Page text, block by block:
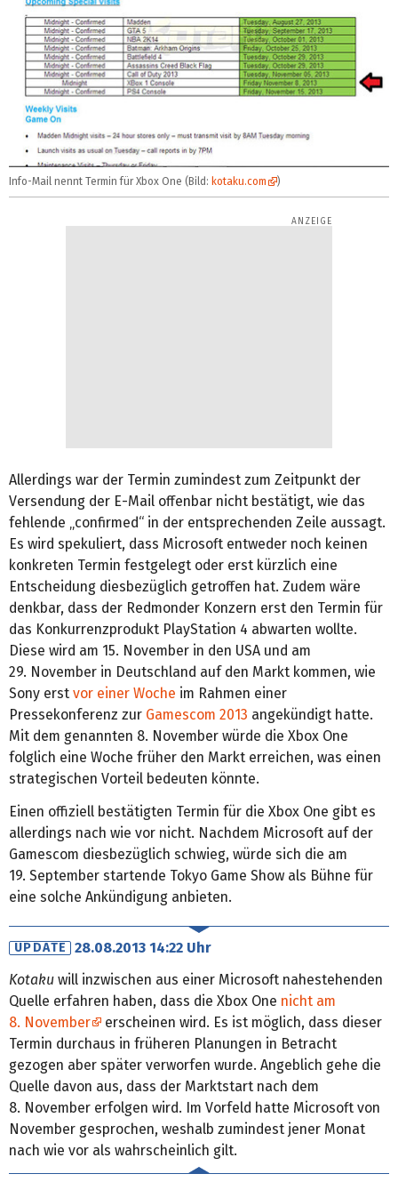
Info-Mail nennt Termin für Xbox One (Bild: kotaku.com )
Allerdings war der Termin zumindest zum Zeitpunkt der
Versendung der E-Mail offenbar nicht bestätigt, wie das
fehlende „confirmed“ in der entsprechenden Zeile aussagt.
Es wird spekuliert, dass Microsoft entweder noch keinen
konkreten Termin festgelegt oder erst kürzlich eine
Entscheidung diesbezüglich getroffen hat. Zudem wäre
denkbar, dass der Redmonder Konzern erst den Termin für
das Konkurrenzprodukt PlayStation 4 abwarten wollte.
Diese wird am 15. November in den USA und am
29. November in Deutschland auf den Markt kommen, wie
Sony erst vor einer Woche im Rahmen einer
Pressekonferenz zur Gamescom 2013 angekündigt hatte.
Mit dem genannten 8. November würde die Xbox One
folglich eine Woche früher den Markt erreichen, was einen
strategischen Vorteil bedeuten könnte.
Einen offiziell bestätigten Termin für die Xbox One gibt es
allerdings nach wie vor nicht. Nachdem Microsoft auf der
Gamescom diesbezüglich schwieg, würde sich die am
19. September startende Tokyo Game Show als Bühne für
eine solche Ankündigung anbieten.
UPDATE
28.08.2013 14:22 Uhr
Kotaku will inzwischen aus einer Microsoft nahestehenden
Quelle erfahren haben, dass die Xbox One nicht am
8. November
erscheinen wird. Es ist möglich, dass dieser
Termin durchaus in früheren Planungen in Betracht
gezogen aber später verworfen wurde. Angeblich gehe die
Quelle davon aus, dass der Marktstart nach dem
8. November erfolgen wird. Im Vorfeld hatte Microsoft von
November gesprochen, weshalb zumindest jener Monat
nach wie vor als wahrscheinlich gilt.